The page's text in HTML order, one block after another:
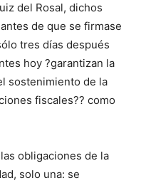
del Rosal, dichos
de que se firmase
tres días después
hoy ?garantizan la
sostenimiento de la
fiscales?? como
obligaciones de la
solo una: se